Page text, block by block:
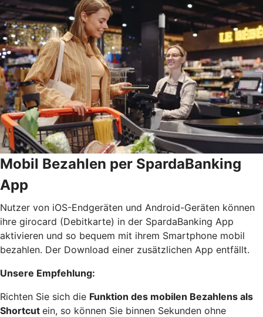
Mobil Bezahlen per SpardaBanking
App
Nutzer von iOS-Endgeräten und Android-Geräten können
ihre girocard (Debitkarte) in der SpardaBanking App
aktivieren und so bequem mit ihrem Smartphone mobil
bezahlen. Der Download einer zusätzlichen App entfällt.
Unsere Empfehlung:
Richten Sie sich die Funktion des mobilen Bezahlens als
Shortcut ein, so können Sie binnen Sekunden ohne